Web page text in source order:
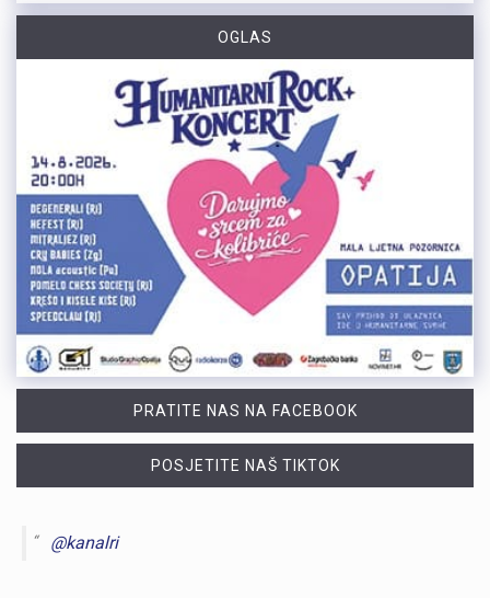
OGLAS
PRATITE NAS NA FACEBOOK
POSJETITE NAŠ TIKTOK
@kanalri